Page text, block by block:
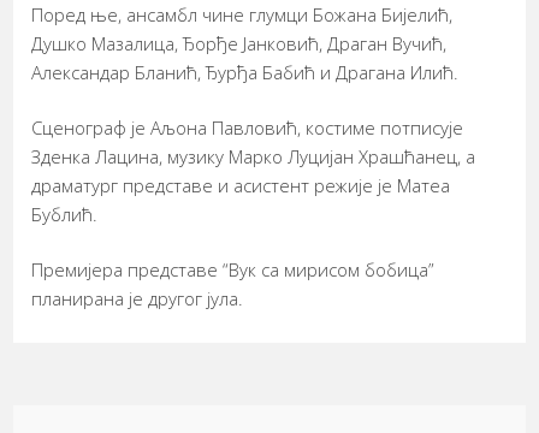
Поред ње, ансамбл чине глумци Божана Бијелић,
Душко Мазалица, Ђорђе Јанковић, Драган Вучић,
Александар Бланић, Ђурђа Бабић и Драгана Илић.
Сценограф је Аљона Павловић, костиме потписује
Зденка Лацина, музику Марко Луцијан Храшћанец, а
драматург представе и асистент режије је Матеа
Бублић.
Премијера представе “Вук са мирисом бобица”
планирана је другог јула.